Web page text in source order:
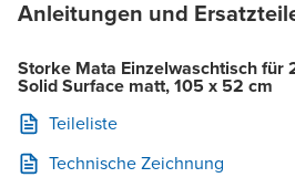
Anleitungen und
Storke Mata Einzelwaschtisch für
Solid Surface matt, 105 x 52 cm
Teileliste
Technische Zeichnung